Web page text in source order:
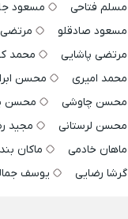
مسلم فتاحی
مسعود
مسعود صادقلو
مرتضی پاشایی
محمد
محمد امیری
محسن
محسن چاوشی
محسن
محسن لرستانی
مجید
ماهان خادمی
ماکان بند
گرشا رضایی
یوسف